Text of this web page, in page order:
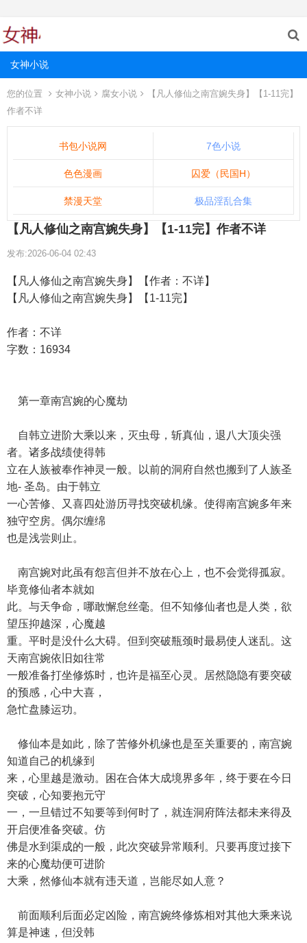
女神小说
您的位置 女神小说 腐女小说
【凡人修仙之南宫婉失身】【1-11完】
作者不详
书包小说网 7色小说
色色漫画 囚爱（民国H）
禁漫天堂 极品淫乱合集
【凡人修仙之南宫婉失身】【1-11完】作者不详
发布:2026-06-04 02:43
【凡人修仙之南宫婉失身】【作者：不详】
【凡人修仙之南宫婉失身】【1-11完】
作者：不详
字数：16934
第一章南宫婉的心魔劫
自韩立进阶大乘以来，灭虫母，斩真仙，退八大顶尖强
者。诸多战绩使得韩
立在人族被奉作神灵一般。以前的洞府自然也搬到了人族圣
地- 圣岛。由于韩立
一心苦修、又喜四处游历寻找突破机缘。使得南宫婉多年来
独守空房。偶尔缠绵
也是浅尝则止。
南宫婉对此虽有怨言但并不放在心上，也不会觉得孤寂。
毕竟修仙者本就如
此。与天争命，哪敢懈怠丝毫。但不知修仙者也是人类，欲
望压抑越深，心魔越
重。平时是没什么大碍。但到突破瓶颈时最易使人迷乱。这
天南宫婉依旧如往常
一般准备打坐修炼时，也许是福至心灵。居然隐隐有要突破
的预感，心中大喜，
急忙盘膝运功。
修仙本是如此，除了苦修外机缘也是至关重要的，南宫婉
知道自己的机缘到
来，心里越是激动。困在合体大成境界多年，终于要在今日
突破，心知要抱元守
一，一旦错过不知要等到何时了，就连洞府阵法都未来得及
开启便准备突破。仿
佛是水到渠成的一般，此次突破异常顺利。只要再度过接下
来的心魔劫便可进阶
大乘，然修仙本就有违天道，岂能尽如人意？
前面顺利后面必定凶险，南宫婉终修炼相对其他大乘来说
算是神速，但没韩